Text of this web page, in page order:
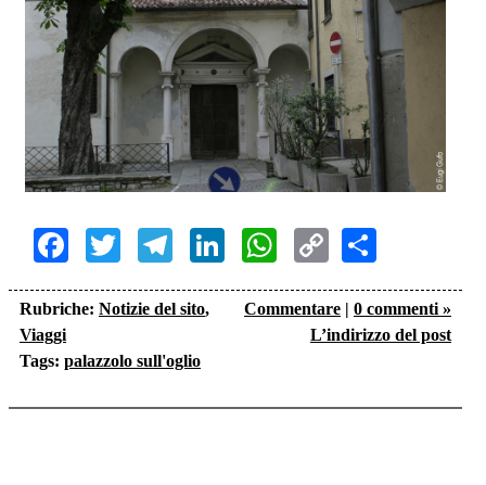
Facebook
TwitterTelegram
LinkedInWhatsApp
Copy
Link
Rubriche: Notizie del sito,
Viaggi
Tags: palazzolo sull'oglio
Commentare | 0 commenti »
L’indirizzo del post